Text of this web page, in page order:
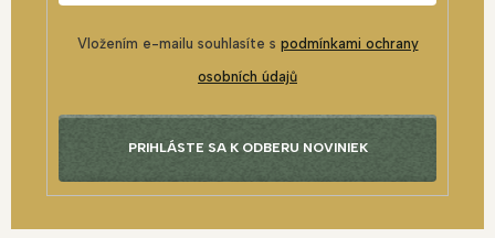
Vložením e-mailu souhlasíte s podmínkami ochrany
osobních údajů
PRIHLÁSTE SA K ODBERU NOVINIEK